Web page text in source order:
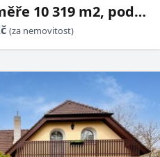
10 319 m2, podíl
obec
(za nemovitost)